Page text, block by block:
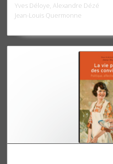
Yves Déloye, Alexandre Dézé
Jean-Louis Quermonne